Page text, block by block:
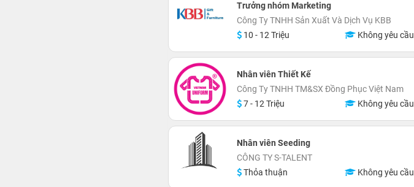
Trưởng nhóm Marketing
Công Ty TNHH Sản Xuất Và Dịch Vụ KBB
10 - 12 Triệu
Không yêu cầu
Nhân viên Thiết Kế
Công Ty TNHH TM&SX Đồng Phục Việt Nam
7 - 12 Triệu
Không yêu cầu
Nhân viên Seeding
CÔNG TY S-TALENT
Thỏa thuận
Không yêu cầu